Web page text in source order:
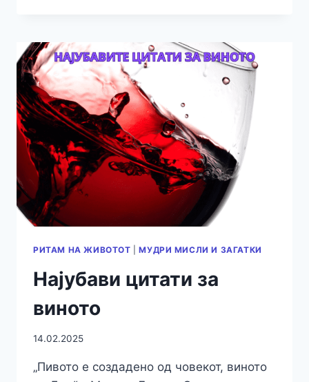
РИТАМ НА ЖИВОТОТ |МУДРИ МИСЛИ И ЗАГАТКИ
Најубави цитати за
виното
14.02.2025
„Пивото е создадено од човекот, виното